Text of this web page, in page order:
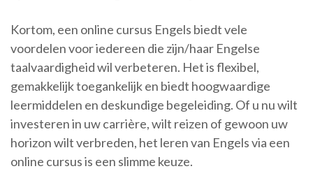
Kortom, een online cursus Engels biedt vele
voordelen voor iedereen die zijn/haar Engelse
taalvaardigheid wil verbeteren. Het is flexibel,
gemakkelijk toegankelijk en biedt hoogwaardige
leermiddelen en deskundige begeleiding. Of u nu wilt
investeren in uw carrière, wilt reizen of gewoon uw
horizon wilt verbreden, het leren van Engels via een
online cursus is een slimme keuze.